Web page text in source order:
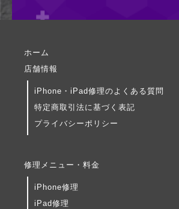
ホーム
店舗情報
iPhone・iPad修理のよくある質問
特定商取引法に基づく表記
プライバシーポリシー
修理メニュー・料金
iPhone修理
iPad修理